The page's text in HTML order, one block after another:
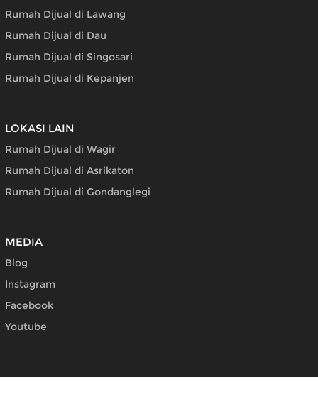
Rumah Dijual di Lawang
Rumah Dijual di Dau
Rumah Dijual di Singosari
Rumah Dijual di Kepanjen
LOKASI LAIN
Rumah Dijual di Wagir
Rumah Dijual di Asrikaton
Rumah Dijual di Gondanglegi
MEDIA
Blog
Instagram
Facebook
Youtube